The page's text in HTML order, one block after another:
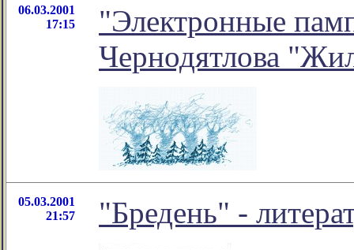
06.03.2001
17:15
"Электронные
Чернодятлова
05.03.2001
21:57
"Бредень" -